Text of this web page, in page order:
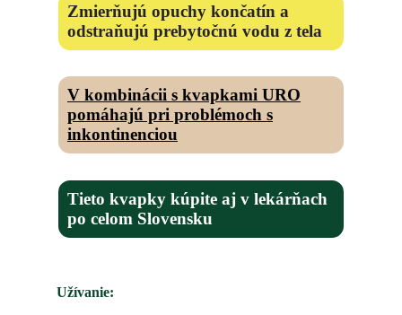
Zmierňujú opuchy končatín a
odstraňujú prebytočnú vodu z tela
V kombinácii s kvapkami URO
pomáhajú pri problémoch s
inkontinenciou
Tieto kvapky kúpite aj v lekárňach
po celom Slovensku
Užívanie: